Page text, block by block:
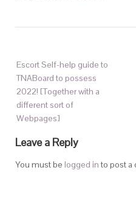
Escort Self-help guide to
TNABoard to possess
2022! [Together with a
different sort of
Webpages]
Leave a Reply
You must be logged into post a